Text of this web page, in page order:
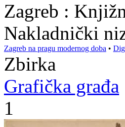
Zagreb :
Nakladnički
Zagreb na pragu modernog doba •
Zbirka
Grafička građa
1